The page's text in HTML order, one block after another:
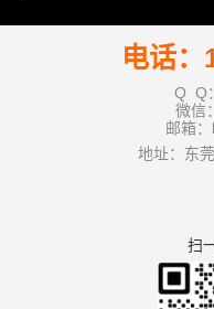
电话：
Q Q
微信
邮箱
地址：东
扫